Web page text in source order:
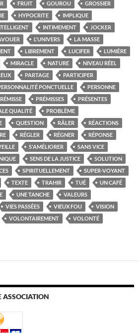
FRUIT GOUROU
GROSSIER
HYPOCRITE
IMPLIQUE
INTIMEMENT
JOCKER
L'UNIVERS
LA MASSE
LIBREMENT LUCIFER
LUMIÈRE
MIRACLE NATURE
NIVEAU RÉEL
PARTAGE
PARTICIPER
PONCTUELLE
PERSONNE
PRÉMISSES
PRÉSENTES
QUALITÉ
PROBLÈME
QUESTION RÂLER
RÉACTIONS
RÉGLER RÉGNER
RÉPONSE
S'AMÉLIORER
SANS VICE
SENS DE LA JUSTICE
SOLUTION
SPIRITUELLEMENT
SUPER-VOYANT
TEXTE TRAHIR TUÉ
UN CAFÉ
UNE TANCHE
VALEURS
VIES PASSÉES VIEUX FOU
VISION
VOLONTAIREMENT
VOLONTÉ
ASSOCIATION